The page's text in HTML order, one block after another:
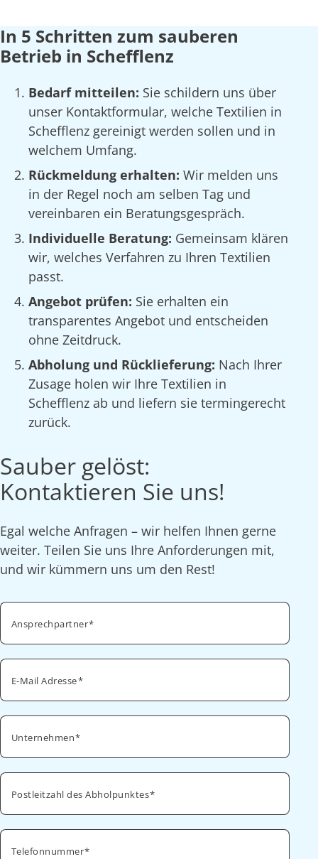
In 5 Schritten zum sauberen
Betrieb in Schefflenz
Bedarf mitteilen: Sie schildern uns über
unser Kontaktformular, welche Textilien in
Schefflenz gereinigt werden sollen und in
welchem Umfang.
Rückmeldung erhalten: Wir melden uns
in der Regel noch am selben Tag und
vereinbaren ein Beratungsgespräch.
Individuelle Beratung: Gemeinsam klären
wir, welches Verfahren zu Ihren Textilien
passt.
Angebot prüfen: Sie erhalten ein
transparentes Angebot und entscheiden
ohne Zeitdruck.
Abholung und Rücklieferung: Nach Ihrer
Zusage holen wir Ihre Textilien in
Schefflenz ab und liefern sie termingerecht
zurück.
Sauber gelöst:
Kontaktieren Sie uns!
Egal welche Anfragen – wir helfen Ihnen gerne
weiter. Teilen Sie uns Ihre Anforderungen mit,
und wir kümmern uns um den Rest!
Ansprechpartner
E-Mail Adresse
Unternehmen
Postleitzahl des Abholpunktes
Telefonnummer